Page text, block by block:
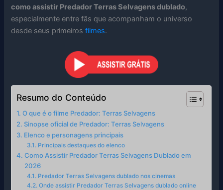
como assistir Predador Terras Selvagens dublado,
especialmente entre fãs que acompanham o universo
desde seus primeirosfilmes.
Resumo do Conteúdo
O que é o filme Predador: Terras Selvagens
Sinopse oficial de Predador: Terras Selvagens
Elenco e personagens principais
Principais destaques do elenco
Como Assistir Predador Terras Selvagens Dublado em
2026
Predador Terras Selvagens dublado nos cinemas
Onde assistir Predador Terras Selvagens dublado online